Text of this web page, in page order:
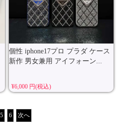
個性 iphone17プロ プラダ ケース
新作 男女兼用 アイフォーン...
¥6,000 円(税込)
5 6 次へ